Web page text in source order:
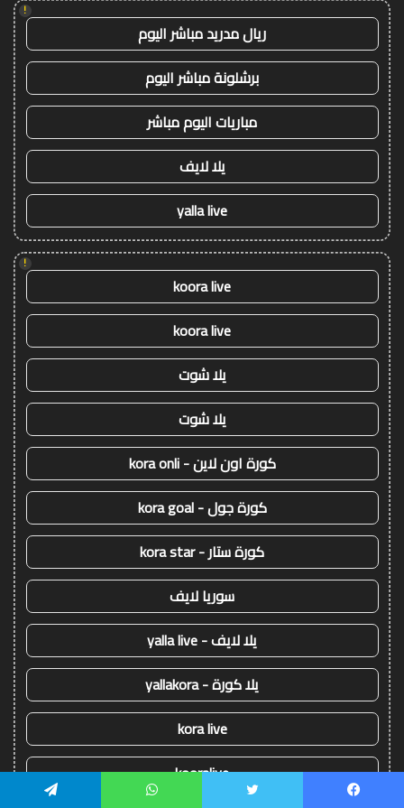
!
ريال مدريد مباشر اليوم
برشلونة مباشر اليوم
مباريات اليوم مباشر
يلا لايف
yalla live
!
koora live
koora live
يلا شوت
يلا شوت
كورة اون لاين - kora onli
كورة جول - kora goal
كورة ستار - kora star
سوريا لايف
يلا لايف - yalla live
يلا كورة - yallakora
kora live
kooralive